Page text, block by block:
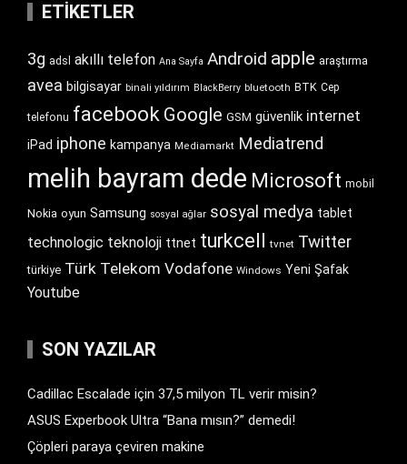
ETIKETLER
3g adsl akıllı telefon Ana Sayfa Android apple araştırma
avea bilgisayar binali yıldırım BlackBerry bluetooth BTK Cep
telefonu facebook Google GSM güvenlik internet
iPad iphone kampanya Mediamarkt Mediatrend
melih bayram dede Microsoft mobil
Nokia oyun Samsung sosyal ağlar sosyal medya tablet
technologic teknoloji ttnet turkcell tvnet Twitter
türkiye Türk Telekom Vodafone Windows Yeni Şafak
Youtube
SON YAZILAR
Cadillac Escalade için 37,5 milyon TL verir misin?
ASUS Experbook Ultra “Bana mısın?” demedi!
Çöpleri paraya çeviren makine